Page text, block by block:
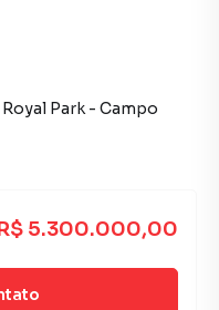
Royal Park- Campo
5.300.000,00